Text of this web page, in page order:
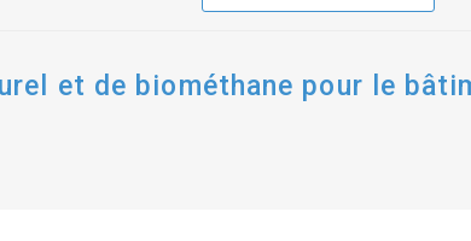
et de biométhane pour le